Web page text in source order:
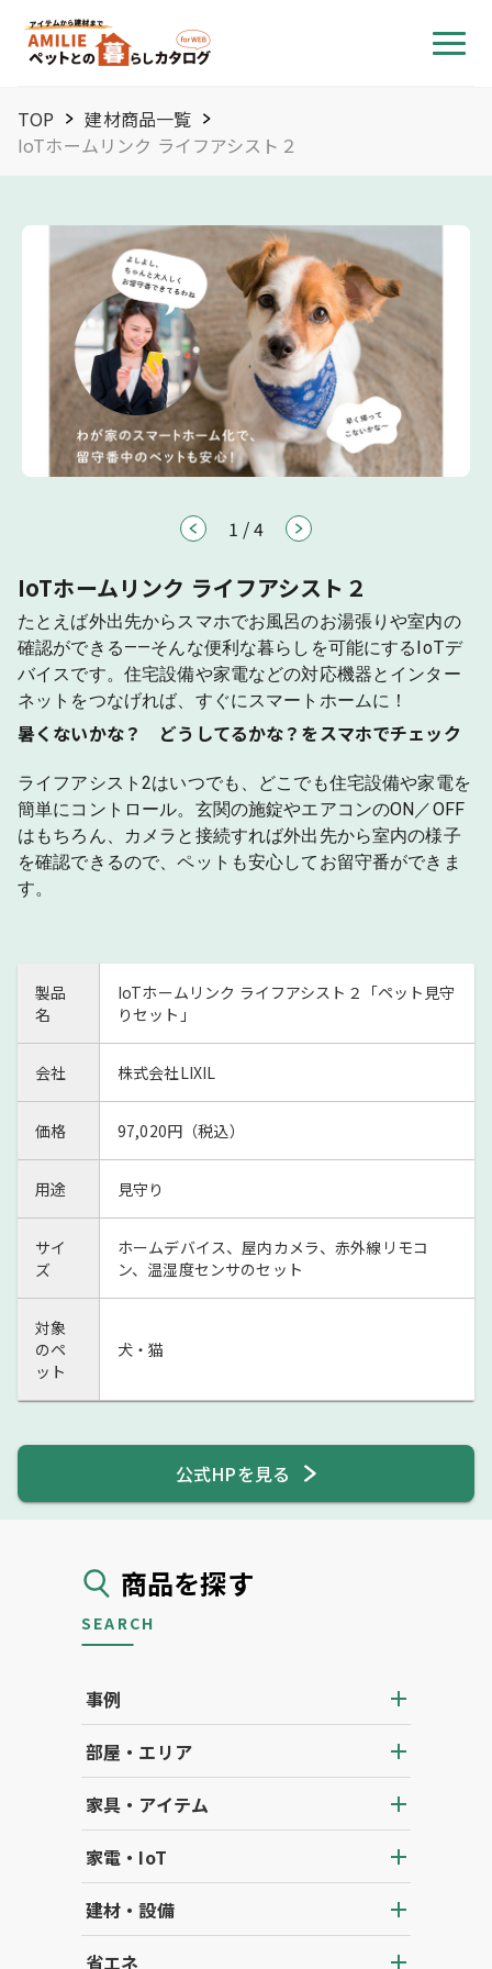
TOP
建材商品一覧
IoTホームリンク ライフアシスト２
商品を探す
SEARCH
事例
部屋・エリア
家具・アイテム
家電・IoT
建材・設備
省エネ
1 /4
IoTホームリンク ライフアシスト２
たとえば外出先からスマホでお風呂のお湯張りや室内の
確認ができる――そんな便利な暮らしを可能にするIoTデ
バイスです。住宅設備や家電などの対応機器とインター
ネットをつなげれば、すぐにスマートホームに！
暑くないかな？ どうしてるかな？をスマホでチェック
ライフアシスト2はいつでも、どこでも住宅設備や家電を
簡単にコントロール。玄関の施錠やエアコンのON／OFF
はもちろん、カメラと接続すれば外出先から室内の様子
を確認できるので、ペットも安心してお留守番ができま
す。
製品
名
IoTホームリンク ライフアシスト２「ペット見守
りセット」
会社 株式会社LIXIL
価格 97,020円（税込）
用途 見守り
サイ
ズ
ホームデバイス、屋内カメラ、赤外線リモコ
ン、温湿度センサのセット
対象
のペ
ット
犬・猫
公式HPを見る